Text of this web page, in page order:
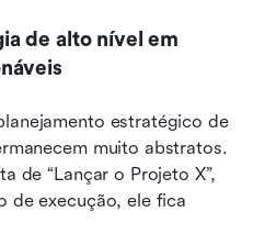
de alto nível em
estratégico de
muito abstratos.
de “Lançar o Projeto X”,
de execução, ele fica